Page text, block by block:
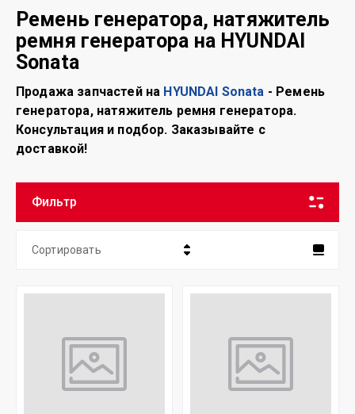
Ремень генератора, натяжитель
ремня генератора на HYUNDAI
Sonata
Продажа запчастей на HYUNDAI Sonata - Ремень
генератора, натяжитель ремня генератора.
Консультация и подбор. Заказывайте с
доставкой!
Фильтр
Сортировать
Название - Я-А
Название - А-Я